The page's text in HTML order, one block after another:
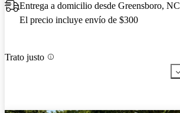
Entrega a domicilio desde Greensboro, NC
El precio incluye envío de $300
Trato justo